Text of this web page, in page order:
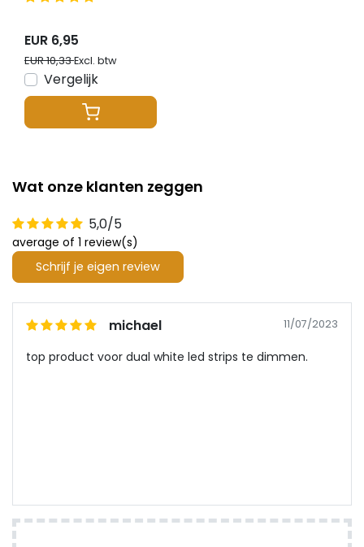
EUR 6,95
EUR 10,33Excl. btw
Vergelijk
Wat onze klanten zeggen
5,0/5
average of 1 review(s)
Schrijf je eigen review
michael 11/07/2023
top product voor dual white led strips te dimmen.